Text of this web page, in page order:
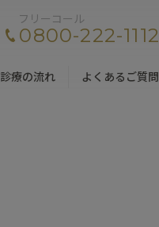
フリーコール
0800-222-1112
診療の流れ よくあるご質問